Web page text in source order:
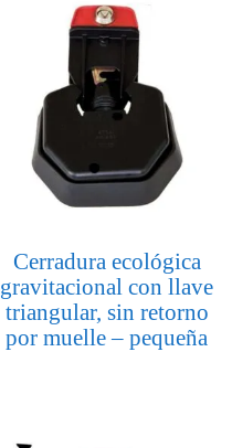
Cerradura ecológica
gravitacional con llave
triangular, sin retorno
por muelle – pequeña